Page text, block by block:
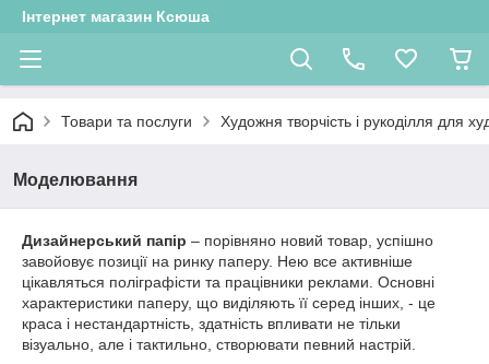
Інтернет магазин Ксюша
Товари та послуги Художня творчість і рукоділля для
Моделювання
Дизайнерський папір – порівняно новий товар, успішно
завойовує позиції на ринку паперу. Нею все активніше
цікавляться поліграфісти та працівники реклами. Основні
характеристики паперу, що виділяють її серед інших, - це
краса і нестандартність, здатність впливати не тільки
візуально, але і тактильно, створювати певний настрій.